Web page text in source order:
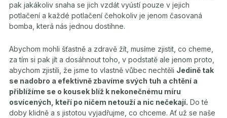
pak jakákoliv snaha se jich vzdát vyústí pouze v jejich
potlačení a každé potlačení čehokoliv je jenom časovaná
bomba, která nás jednou dostihne.
Abychom mohli šťastně a zdravě žít, musíme zjistit, co cheme,
za tím si pak jít a dosáhnout toho, v podstatě ale jenom proto,
abychom zjistili, že jsme to vlastně vůbec nechtěli Jedině tak
se nadobro a efektivně zbavíme svých tuh a chtění a
přiblížíme se o kousek blíž k nekonečnému míru
osvícených, kteří po ničem netouží a nic nečekají. Do té
doby klidně a s jistotou vyjadřujme, co chceme. Ať už se naše